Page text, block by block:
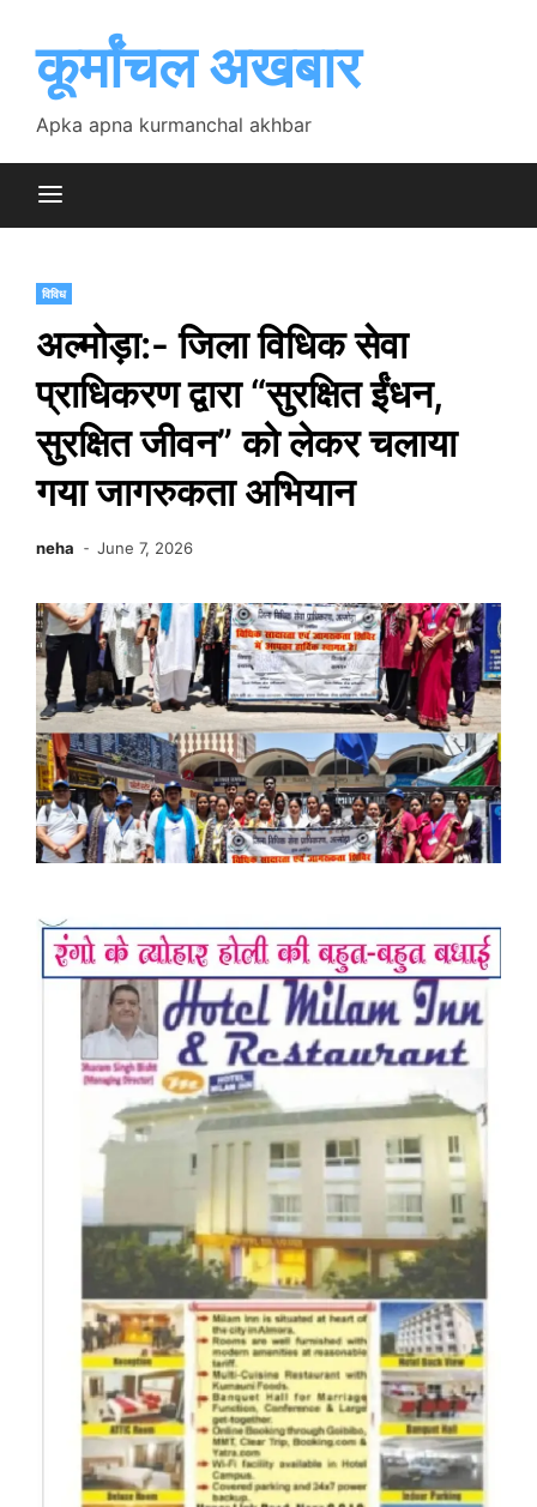
contentकूर्मांचल अखबार
Apka apna kurmanchal akhbar
विविध
अल्मोड़ा:- जिला विधिक सेवा
प्राधिकरण द्वारा “सुरक्षित ईंधन,
सुरक्षित जीवन” को लेकर चलाया
गया जागरुकता अभियान
neha June 7, 2026